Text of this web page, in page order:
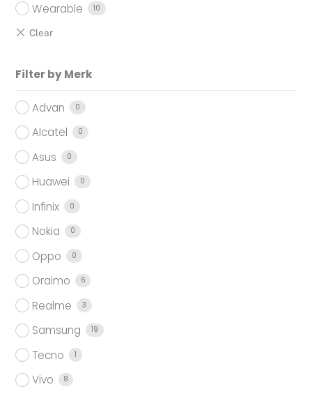
Wearable 10
Filter by Merk
Advan 0
Alcatel 0
Asus 0
Huawei 0
Infinix 0
Nokia 0
Oppo 0
Oraimo 6
Realme 3
Samsung 19
Tecno 1
Vivo 8